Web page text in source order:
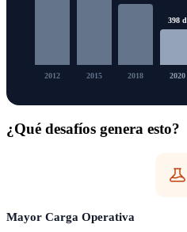
2012 2015 2018
398 d
2020
¿Qué desafíos genera esto?
Mayor Carga Operativa